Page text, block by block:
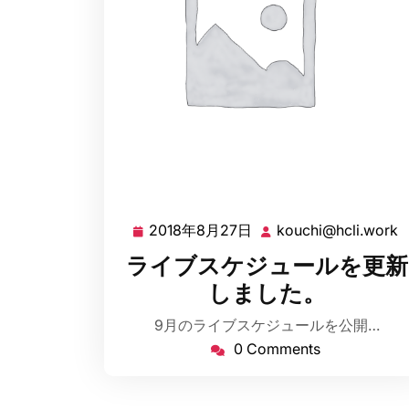
2018年8月27日 2018
年
8
月
27
日
kouchi@hcli.work
ライブスケジュールを更新
しました。
9月のライブスケジュールを公開…
0 Comments